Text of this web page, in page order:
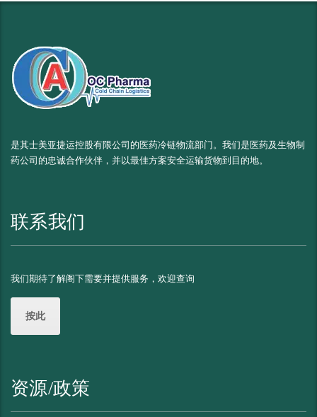
是其士美亚捷运控股有限公司的医药冷链物流部门。我们是医药及生物制
药公司的忠诚合作伙伴，并以最佳方案安全运输货物到目的地。
联系我们
我们期待了解阁下需要并提供服务，欢迎查询
按此
资源/政策